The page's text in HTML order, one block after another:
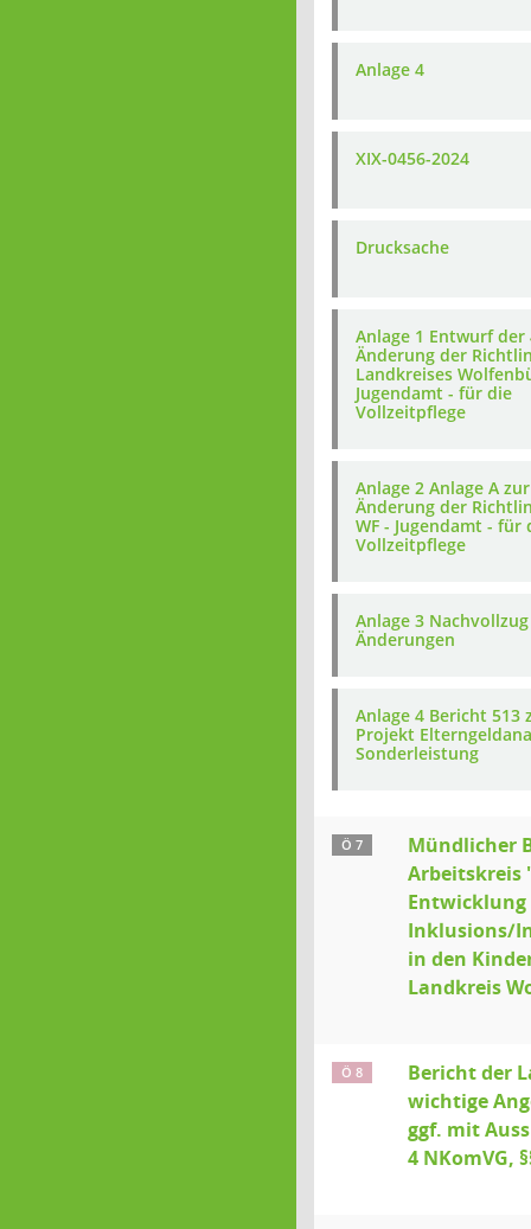
Anlage 4
XIX-0456-2024
Drucksache
Anlage 1 Entwurf der
Änderung der
Landkreises
Jugendamt - für die
Vollzeitpflege
Anlage 2 Anlage A
Änderung der
WF - Jugendamt - für
Vollzeitpflege
Anlage 3
Änderungen
Anlage 4 Bericht 513
Projekt
Sonderleistung
Ö 7
Mündlicher
Arbeitskreis
Entwicklung
Inklusions/
in den
Landkreis
Ö 8
Bericht der
wichtige
ggf. mit
4 NKomVG,